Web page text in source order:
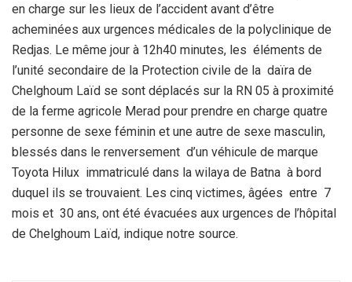
en charge sur les lieux de l’accident avant d’être
acheminées aux urgences médicales de la polyclinique de
Redjas. Le même jour à 12h40 minutes, les éléments de
l’unité secondaire de la Protection civile de la daïra de
Chelghoum Laïd se sont déplacés sur la RN 05 à proximité
de la ferme agricole Merad pour prendre en charge quatre
personne de sexe féminin et une autre de sexe masculin,
blessés dans le renversement d’un véhicule de marque
Toyota Hilux immatriculé dans la wilaya de Batna à bord
duquel ils se trouvaient. Les cinq victimes, âgées entre 7
mois et 30 ans, ont été évacuées aux urgences de l’hôpital
de Chelghoum Laïd, indique notre source.